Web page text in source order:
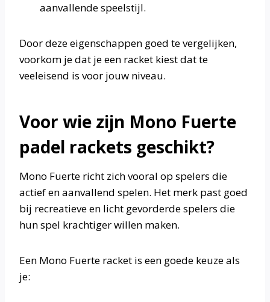
aanvallende speelstijl.
Door deze eigenschappen goed te vergelijken,
voorkom je dat je een racket kiest dat te
veeleisend is voor jouw niveau.
Voor wie zijn Mono Fuerte
padel rackets geschikt?
Mono Fuerte richt zich vooral op spelers die
actief en aanvallend spelen. Het merk past goed
bij recreatieve en licht gevorderde spelers die
hun spel krachtiger willen maken.
Een Mono Fuerte racket is een goede keuze als
je: